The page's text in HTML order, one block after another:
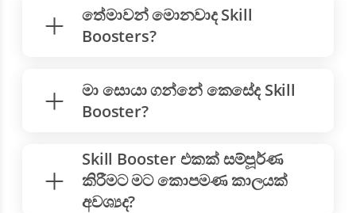
තේමාවන් මොනවාද Skill
Boosters?
මා සොයා ගන්නේ කෙසේද Skill
Booster?
Skill Booster එකක් ​​සම්පූර්ණ
කිරීමට මට කොපමණ කාලයක්
අවශ්‍යද?